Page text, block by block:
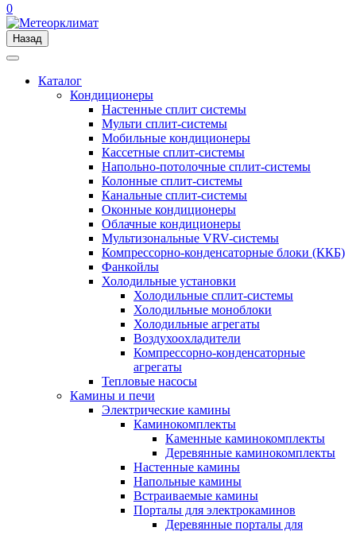
0
Назад
Каталог
Кондиционеры
Настенные сплит системы
Мульти сплит-системы
Мобильные кондиционеры
Кассетные сплит-системы
Напольно-потолочные сплит-системы
Колонные сплит-системы
Канальные сплит-системы
Оконные кондиционеры
Облачные кондиционеры
Мультизональные VRV-системы
Компрессорно-конденсаторные блоки (ККБ)
Фанкойлы
Холодильные установки
Холодильные сплит-системы
Холодильные моноблоки
Холодильные агрегаты
Воздухоохладители
Компрессорно-конденсаторные
агрегаты
Тепловые насосы
Камины и печи
Электрические камины
Каминокомплекты
Каменные каминокомплекты
Деревянные каминокомплекты
Настенные камины
Напольные камины
Встраиваемые камины
Порталы для электрокаминов
Деревянные порталы для